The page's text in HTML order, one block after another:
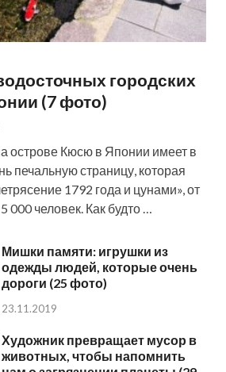
городских
(7 фото)
острове Кюсю в Японии имеет в
печальную страницу, которая
1792 года и цунами», от
000 человек. Как будто …
Мишки памяти: игрушки из
одежды людей, которые очень
дороги (25 фото)
23.11.2019
Художник превращает мусор в
животных, чтобы напомнить